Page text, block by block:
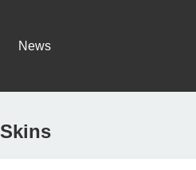
News
Skins